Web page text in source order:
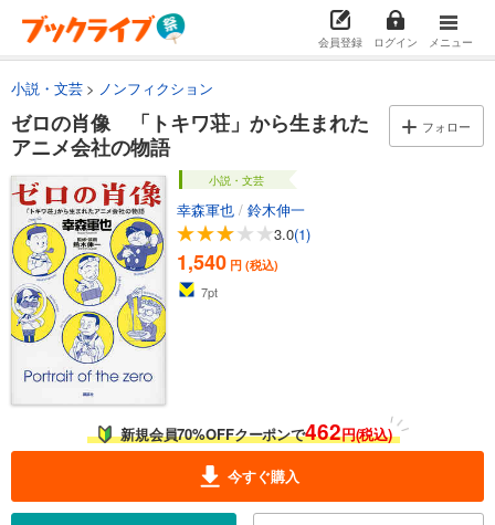
会員登録 ログイン メニュー
小説・文芸 ノンフィクション
ゼロの肖像 「トキワ荘」から生まれた
アニメ会社の物語
フォロー
小説・文芸
幸森軍也 / 鈴木伸一
3.0(1)
1,540 円 (税込)
7pt
新規会員70%OFFクーポンで462円(税込)
今すぐ購入